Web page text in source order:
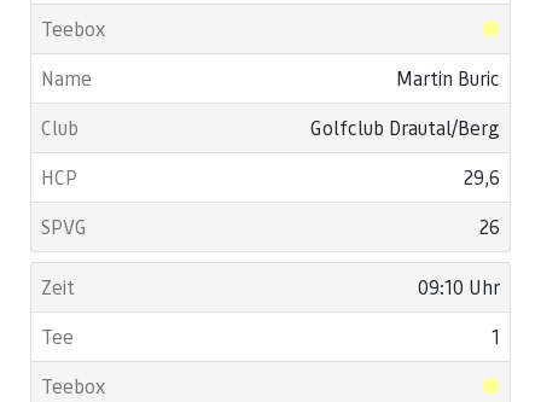
Martin Buric
Golfclub Drautal/Berg
29,6
26
09:10 Uhr
1